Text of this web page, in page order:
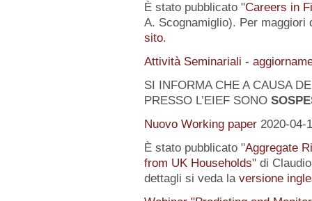
È stato pubblicato "Careers in
A. Scognamiglio). Per
sito.
Attività Seminariali -
SI INFORMA CHE A CAUSA
PRESSO L’EIEF SONO
Nuovo Working paper 2020-04-
È stato pubblicato "Aggregate
from UK Households" di
dettagli si veda la versione